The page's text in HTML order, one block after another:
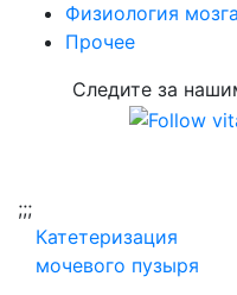
Физиология мозга
Прочее
Следите за
;;;
Катетеризация
мочевого пузыря